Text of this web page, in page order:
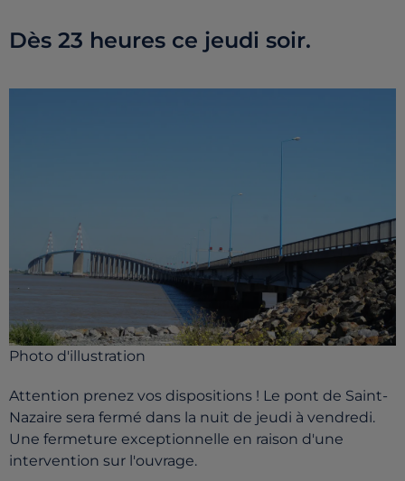
Dès 23 heures ce jeudi soir.
Photo d'illustration
Attention prenez vos dispositions ! Le pont de Saint-
Nazaire sera fermé dans la nuit de jeudi à vendredi.
Une fermeture exceptionnelle en raison d'une
intervention sur l'ouvrage.